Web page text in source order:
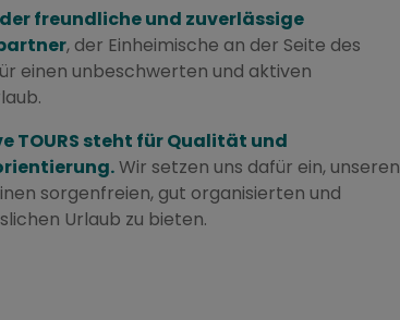
freundliche und zuverlässige
, der Einheimische an der Seite des
einen unbeschwerten und aktiven
TOURS steht für Qualität und
Wir setzen uns dafür ein, unseren
sorgenfreien, gut organisierten und
Urlaub zu bieten.